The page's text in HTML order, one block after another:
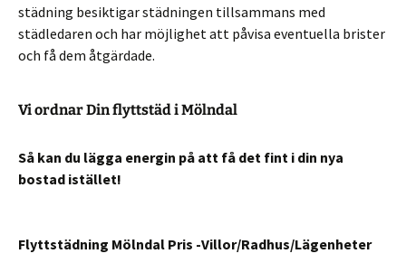
städning besiktigar städningen tillsammans med
städledaren och har möjlighet att påvisa eventuella brister
och få dem åtgärdade.
Vi ordnar Din flyttstäd i Mölndal
Så kan du lägga energin på att få det fint i din nya
bostad istället!
Flyttstädning Mölndal Pris -Villor/Radhus/Lägenheter